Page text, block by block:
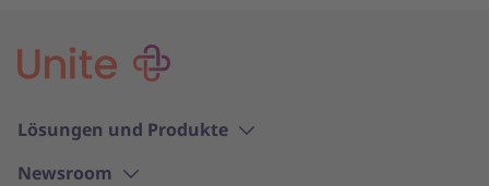
Lösungen und Produkte
Newsroom